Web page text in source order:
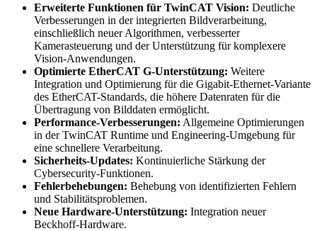
Erweiterte Funktionen für TwinCAT Vision: Deutliche
Verbesserungen in der integrierten Bildverarbeitung,
einschließlich neuer Algorithmen, verbesserter
Kamerasteuerung und der Unterstützung für komplexere
Vision-Anwendungen.
Optimierte EtherCAT G-Unterstützung: Weitere
Integration und Optimierung für die Gigabit-Ethernet-Variante
des EtherCAT-Standards, die höhere Datenraten für die
Übertragung von Bilddaten ermöglicht.
Performance-Verbesserungen: Allgemeine Optimierungen
in der TwinCAT Runtime und Engineering-Umgebung für
eine schnellere Verarbeitung.
Sicherheits-Updates: Kontinuierliche Stärkung der
Cybersecurity-Funktionen.
Fehlerbehebungen: Behebung von identifizierten Fehlern
und Stabilitätsproblemen.
Neue Hardware-Unterstützung: Integration neuer
Beckhoff-Hardware.